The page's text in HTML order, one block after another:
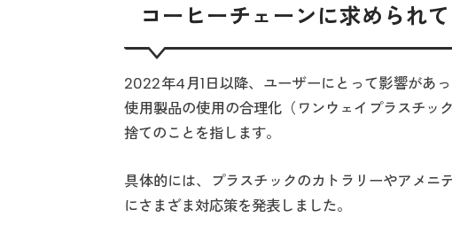
コーヒーチェーンに求められ
2022年4月1日以降、ユーザーにとって影響があ
使用製品の使用の合理化（ワンウェイプラスチッ
捨てのことを指します。
具体的には、プラスチックのカトラリーやアメニ
にさまざま対応策を発表しました。